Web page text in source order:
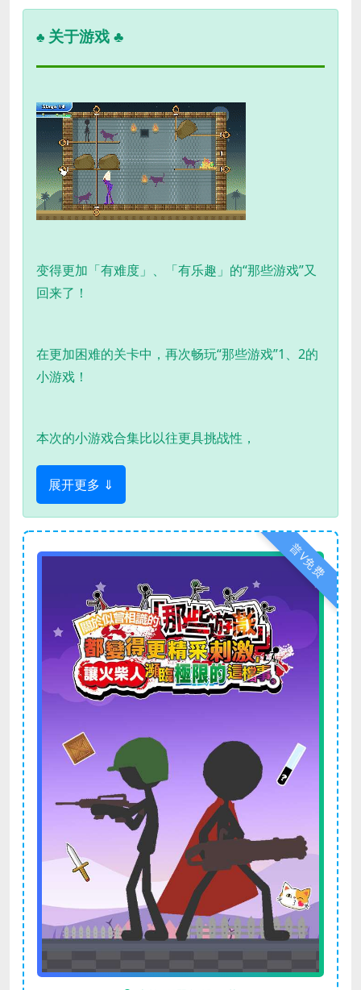
♣ 关于游戏 ♣
变得更加「有难度」、「有乐趣」的“那些游戏”又
回来了！
在更加困难的关卡中，再次畅玩“那些游戏”1、2的
小游戏！
本次的小游戏合集比以往更具挑战性，
展开更多 ⇓
普V免费